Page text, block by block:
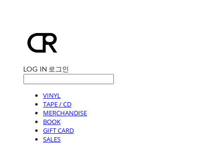
LOG IN 로그인
VINYL
TAPE / CD
MERCHANDISE
BOOK
GIFT CARD
SALES